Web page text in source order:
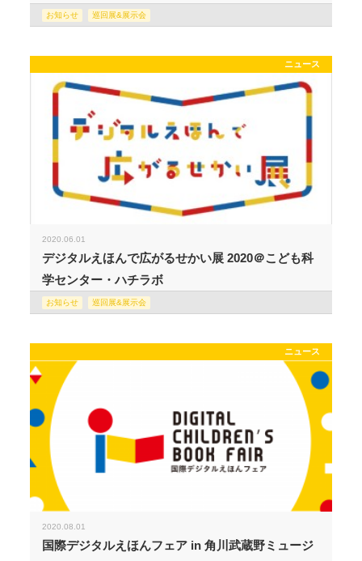
お知らせ 巡回展&展示会
ニュース
2020.06.01
デジタルえほんで広がるせかい展 2020＠こども科
学センター・ハチラボ
お知らせ 巡回展&展示会
ニュース
2020.08.01
国際デジタルえほんフェア in 角川武蔵野ミュージ